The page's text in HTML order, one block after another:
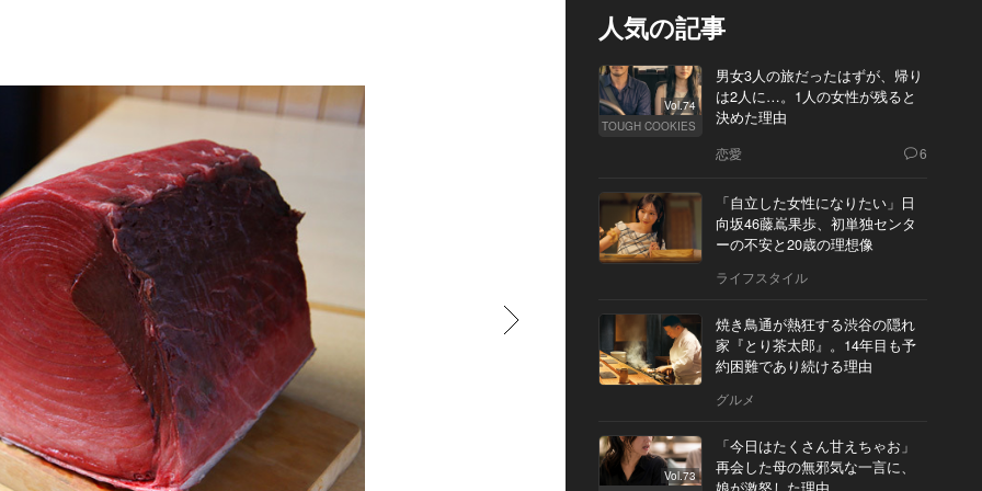
人気の記事
Vol.74
TOUGH COOKIES
男女3人の旅だったはずが、帰り
は2人に…。1人の女性が残ると
決めた理由
恋愛 6
「自立した女性になりたい」日
向坂46藤嶌果歩、初単独センタ
ーの不安と20歳の理想像
ライフスタイル
焼き鳥通が熱狂する渋谷の隠れ
家『とり茶太郎』。14年目も予
約困難であり続ける理由
グルメ
Vol.73
「今日はたくさん甘えちゃお」
再会した母の無邪気な一言に、